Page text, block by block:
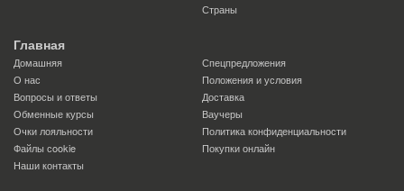
Страны
Главная
Домашняя
Спецпредложения
О нас
Положения и условия
Вопросы и ответы
Доставка
Обменные курсы
Ваучеры
Очки лояльности
Политика конфиденциальности
Файлы сookie
Покупки онлайн
Наши контакты